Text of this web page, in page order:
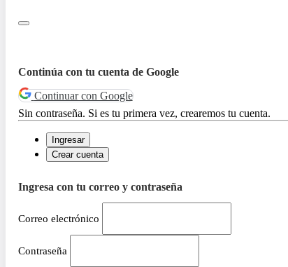
Continúa con tu cuenta de Google
Continuar con Google
Sin contraseña. Si es tu primera vez, crearemos tu cuenta.
Ingresar
Crear cuenta
Ingresa con tu correo y contraseña
Correo electrónico
Contraseña